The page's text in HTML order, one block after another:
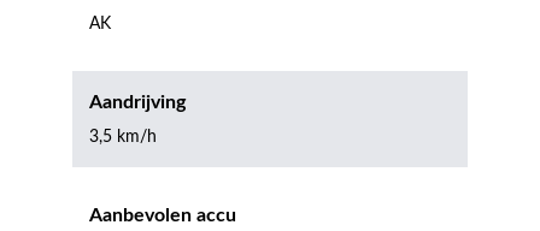
AK
Aandrijving
3,5 km/h
Aanbevolen accu